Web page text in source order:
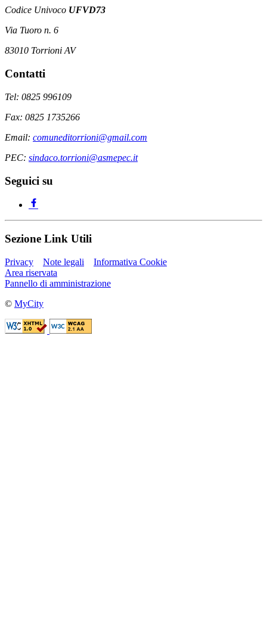
Codice Univoco UFVD73
Via Tuoro n. 6
83010 Torrioni AV
Contatti
Tel: 0825 996109
Fax: 0825 1735266
Email: comuneditorrioni@gmail.com
PEC: sindaco.torrioni@asmepec.it
Seguici su
Sezione Link Utili
Privacy Note legali
Informativa Cookie
Area riservata
Pannello di amministrazione
© MyCity